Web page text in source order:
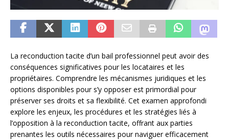
La reconduction tacite d’un bail professionnel peut avoir des
conséquences significatives pour les locataires et les
propriétaires. Comprendre les mécanismes juridiques et les
options disponibles pour s’y opposer est primordial pour
préserver ses droits et sa flexibilité. Cet examen approfondi
explore les enjeux, les procédures et les stratégies liés à
l’opposition à la reconduction tacite, offrant aux parties
prenantes les outils nécessaires pour naviguer efficacement